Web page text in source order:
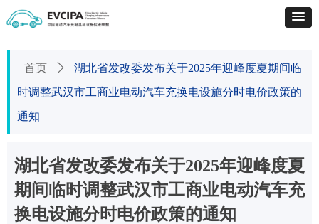
首页 ꄲ
湖北省发改委发布关于2025年迎峰度夏期间临
时调整武汉市工商业电动汽车充换电设施分时电价政策的
通知
湖北省发改委发布关于2025年迎峰度夏
期间临时调整武汉市工商业电动汽车充
换电设施分时电价政策的通知